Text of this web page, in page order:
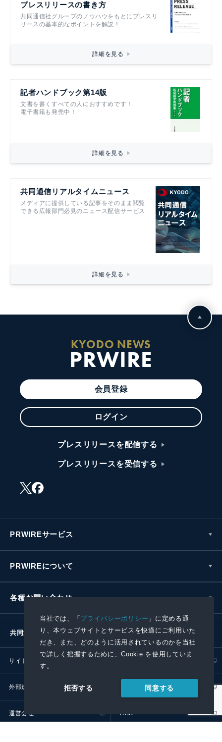
当社では、「プライバシーポリシー 」に定める通
り、本ウェブサイトとサービスを快適にご利用いた
だき、また、どのように活用されているのかを当社
で詳しく把握するために、Cookie を使用していま
す。
拒否する 同意する
プレスリリースの書き方
共同通信社グループのノウハウをもとにプレスリ
リースの基本的なポイントを解説！
詳細を見る
記者ハンドブック第14版
文書を書くすべての人におすすめです！
電子書籍も発売中！
詳細を見る
共同通信リアルタイムニュース
メディアに提供している記事をそのまま閲覧
できる広報部門必見のニュース配信サービス
詳細を見る
KYODO NEWS
PRWIRE
会員登録
ログイン
プレスリリースを配信する
プレスリリースを受信する
PRWIREサービス
PRWIREについて
各種お問い合わせ
共同通信社グループ
サイトポリシー
外部送信ポリシー プレスリリース取扱基準
運営会社 RSS